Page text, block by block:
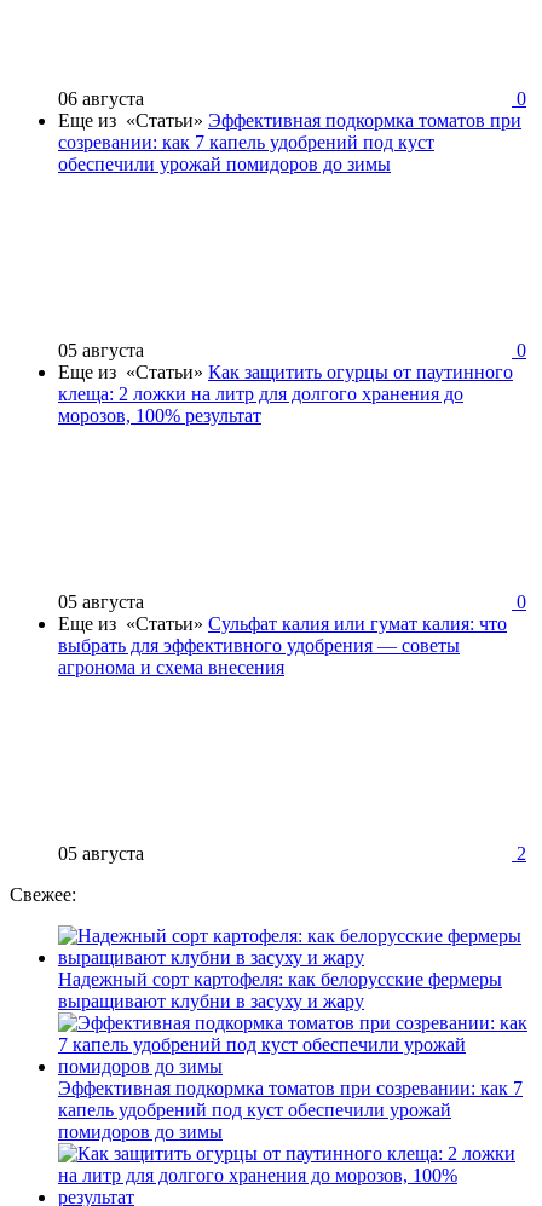
06 августа
0
Еще из «Статьи» Эффективная подкормка томатов при
созревании: как 7 капель удобрений под куст
обеспечили урожай помидоров до зимы
05 августа
0
Еще из «Статьи» Как защитить огурцы от паутинного
клеща: 2 ложки на литр для долгого хранения до
морозов, 100% результат
05 августа
0
Еще из «Статьи» Сульфат калия или гумат калия: что
выбрать для эффективного удобрения — советы
агронома и схема внесения
05 августа
2
Свежее:
Надежный сорт картофеля: как белорусские фермеры
выращивают клубни в засуху и жару
Эффективная подкормка томатов при созревании: как 7
капель удобрений под куст обеспечили урожай
помидоров до зимы